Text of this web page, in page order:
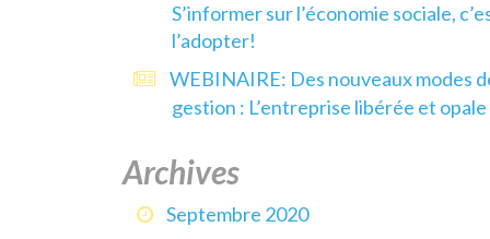
S’informer sur l’économie sociale,
l’adopter!
WEBINAIRE: Des nouveaux modes
gestion : L’entreprise libérée et opale
Archives
Septembre 2020